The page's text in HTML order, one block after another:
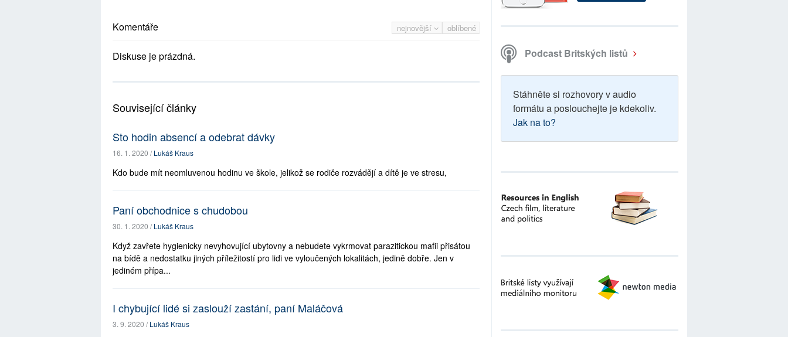
nejnovější oblíbené
Komentáře
Diskuse je prázdná.
Související články
Sto hodin absencí a odebrat dávky
16. 1. 2020 /Lukáš Kraus
Kdo bude mít neomluvenou hodinu ve škole, jelikož se rodiče rozvádějí a dítě je ve stresu,
Paní obchodnice s chudobou
30. 1. 2020 /Lukáš Kraus
Když zavřete hygienicky nevyhovující ubytovny a nebudete vykrmovat parazitickou mafii přisátou
na bídě a nedostatku jiných příležitostí pro lidi ve vyloučených lokalitách, jedině dobře. Jen v
jediném přípa...
I chybující lidé si zaslouží zastání, paní Maláčová
3. 9. 2020 /Lukáš Kraus
Podcast Britských listů
Stáhněte si rozhovory v audio
formátu a poslouchejte je kdekoliv.
Jak na to?